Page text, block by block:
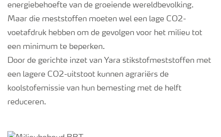
energiebehoefte van de groeiende wereldbevolking.
Maar die meststoffen moeten wel een lage CO2-
voetafdruk hebben om de gevolgen voor het milieu tot
een minimum te beperken.
Door de gerichte inzet van Yara stikstofmeststoffen met
een lagere CO2-uitstoot kunnen agrariërs de
koolstofemissie van hun bemesting met de helft
reduceren.